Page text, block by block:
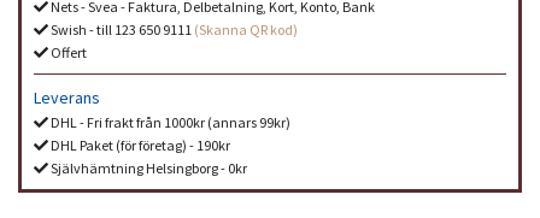
Nets - Svea - Faktura, Delbetalning, Kort, Konto, Bank
Swish - till 123 650 9111 (Skanna QR kod)
Offert
Leverans
DHL - Fri frakt från 1000kr (annars 99kr)
DHL Paket (för företag) - 190kr
Självhämtning Helsingborg - 0kr